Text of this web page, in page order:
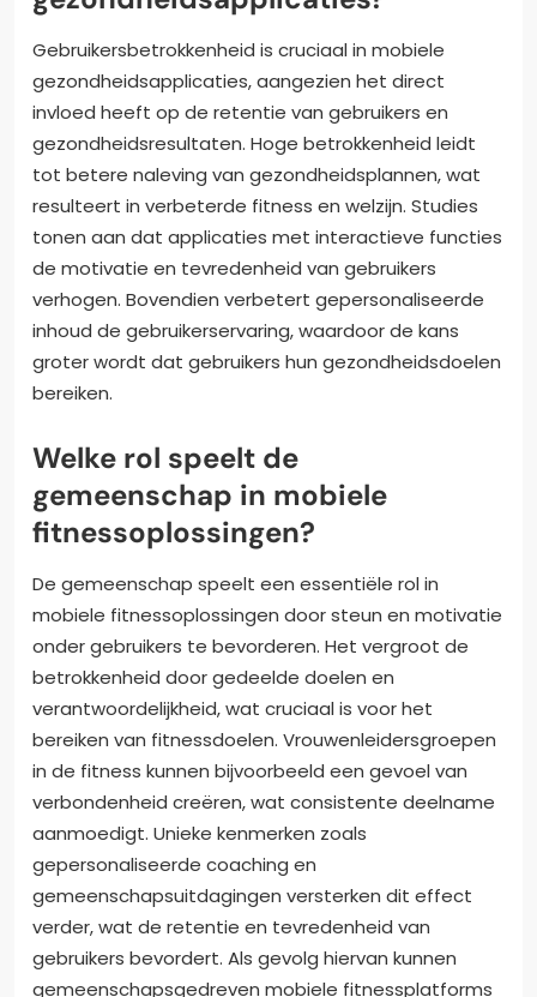
Gebruikersbetrokkenheid is cruciaal in mobiele
gezondheidsapplicaties, aangezien het direct
invloed heeft op de retentie van gebruikers en
gezondheidsresultaten. Hoge betrokkenheid leidt
tot betere naleving van gezondheidsplannen, wat
resulteert in verbeterde fitness en welzijn. Studies
tonen aan dat applicaties met interactieve functies
de motivatie en tevredenheid van gebruikers
verhogen. Bovendien verbetert gepersonaliseerde
inhoud de gebruikerservaring, waardoor de kans
groter wordt dat gebruikers hun gezondheidsdoelen
bereiken.
Welke rol speelt de
gemeenschap in mobiele
fitnessoplossingen?
De gemeenschap speelt een essentiële rol in
mobiele fitnessoplossingen door steun en motivatie
onder gebruikers te bevorderen. Het vergroot de
betrokkenheid door gedeelde doelen en
verantwoordelijkheid, wat cruciaal is voor het
bereiken van fitnessdoelen. Vrouwenleidersgroepen
in de fitness kunnen bijvoorbeeld een gevoel van
verbondenheid creëren, wat consistente deelname
aanmoedigt. Unieke kenmerken zoals
gepersonaliseerde coaching en
gemeenschapsuitdagingen versterken dit effect
verder, wat de retentie en tevredenheid van
gebruikers bevordert. Als gevolg hiervan kunnen
gemeenschapsgedreven mobiele fitnessplatforms